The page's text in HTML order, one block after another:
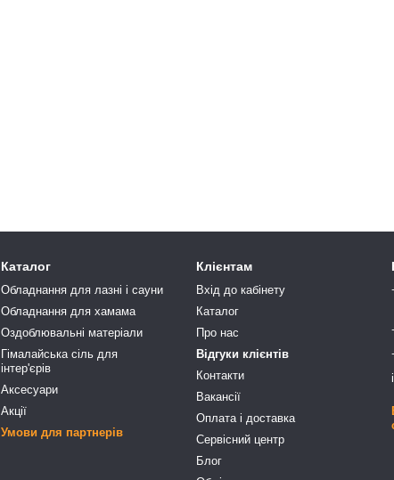
Каталог
Обладнання для лазні і сауни
Обладнання для хамама
Оздоблювальні матеріали
Гімалайська сіль для
інтер'єрів
Аксесуари
Акції
Умови для партнерів
Клієнтам
Вхід до кабінету
Каталог
Про нас
Відгуки клієнтів
Контакти
Вакансії
Оплата і доставка
Сервісний центр
Блог